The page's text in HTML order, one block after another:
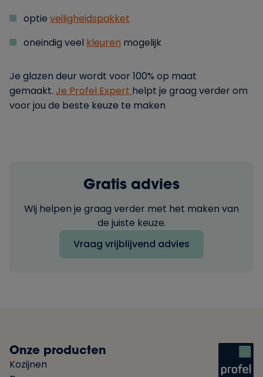
optie veiligheidspakket
oneindig veel kleuren mogelijk
Je glazen deur wordt voor 100% op maat
gemaakt. Je Profel Expert helpt je graag verder om
voor jou de beste keuze te maken
Gratis advies
Wij helpen je graag verder met het maken van
de juiste keuze.
Vraag vrijblijvend advies
Onze producten
Kozijnen